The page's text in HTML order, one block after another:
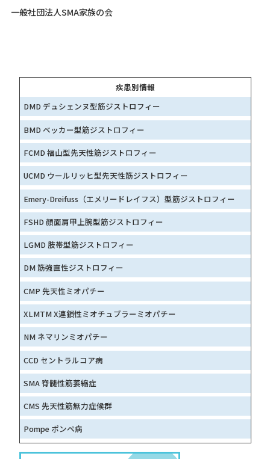
一般社団法人SMA家族の会
疾患別情報
DMD デュシェンヌ型筋ジストロフィー
BMD ベッカー型筋ジストロフィー
FCMD 福山型先天性筋ジストロフィー
UCMD ウールリッヒ型先天性筋ジストロフィー
Emery-Dreifuss（エメリードレイフス）型筋ジストロフィー
FSHD 顔面肩甲上腕型筋ジストロフィー
LGMD 肢帯型筋ジストロフィー
DM 筋強直性ジストロフィー
CMP 先天性ミオパチー
XLMTM X連鎖性ミオチュブラーミオパチー
NM ネマリンミオパチー
CCD セントラルコア病
SMA 脊髄性筋萎縮症
CMS 先天性筋無力症候群
Pompe ポンペ病